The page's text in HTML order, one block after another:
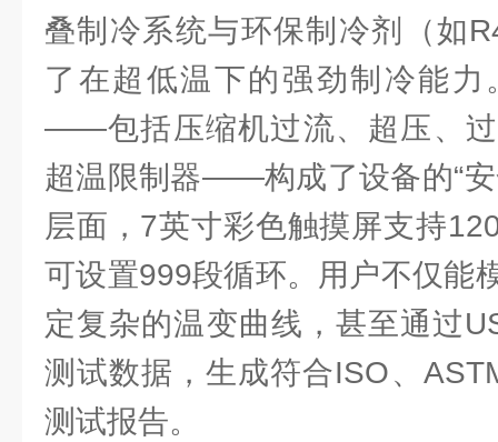
叠制冷系统与环保制冷剂（如
了在超低温下的强劲制冷能
——包括压缩机过流、超压、
超温限制器——构成了设备的“安
层面，7英寸彩色触摸屏支持
可设置999段循环。用户不仅能
定复杂的温变曲线，甚至通过
测试数据，生成符合ISO、
测试报告。